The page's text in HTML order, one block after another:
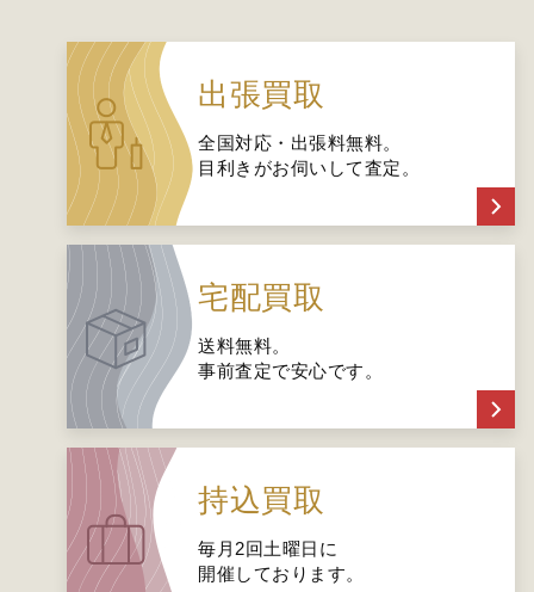
出張買取
全国対応・出張料無料。
目利きがお伺いして査定。
宅配買取
送料無料。
事前査定で安心です。
持込買取
毎月2回土曜日に
開催しております。